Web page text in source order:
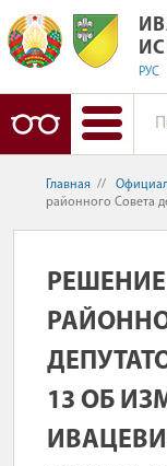
РУС
Главная //
районного Совета
13 ОБ